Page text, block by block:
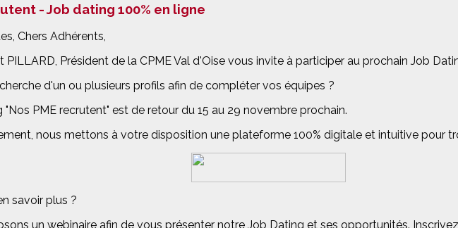
- Job dating 100% en ligne
Chers Adhérents,
PILLARD, Président de la CPME Val d'Oise vous invite à participer au prochain Job
d'un ou plusieurs profils afin de compléter vos équipes ?
"Nos PME recrutent" est de retour du 15 au 29 novembre prochain.
nous mettons à votre disposition une plateforme 100% digitale et intuitive pour
savoir plus ?
un webinaire afin de vous présenter notre Job Dating et ses opportunités.